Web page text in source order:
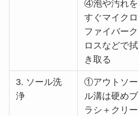
④泡や汚れを
すぐマイクロ
ファイバーク
ロスなどで拭
き取る
3. ソール洗
浄
①アウトソー
ル溝は硬めブ
ラシ＋クリー